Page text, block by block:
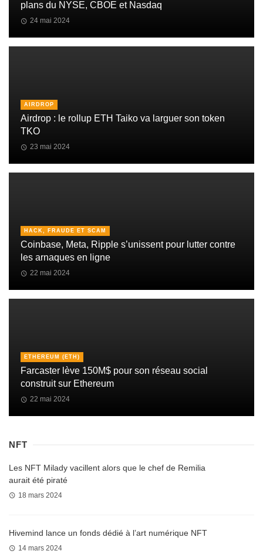
plans du NYSE, CBOE et Nasdaq
24 mai 2024
AIRDROP
Airdrop : le rollup ETH Taiko va larguer son token
TKO
23 mai 2024
HACK, FRAUDE ET SCAM
Coinbase, Meta, Ripple s’unissent pour lutter contre
les arnaques en ligne
22 mai 2024
ETHEREUM (ETH)
Farcaster lève 150M$ pour son réseau social
construit sur Ethereum
22 mai 2024
NFT
Les NFT Milady vacillent alors que le chef de Remilia
aurait été piraté
18 mars 2024
Hivemind lance un fonds dédié à l’art numérique NFT
14 mars 2024